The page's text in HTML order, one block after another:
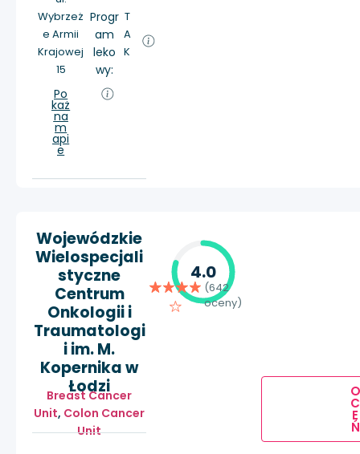
Wybrzeż
e Armii
Krajowej
15
Po
każ
na
m
api
e
Progr
am
leko
wy:
T
A
K
Wojewódzkie
Wielospecjali
styczne
Centrum
Onkologii i
Traumatologi
i im. M.
Kopernika w
Łodzi
Breast Cancer
Unit, Colon Cancer
Unit
4.0
(642
oceny)
O
C
E
Ń